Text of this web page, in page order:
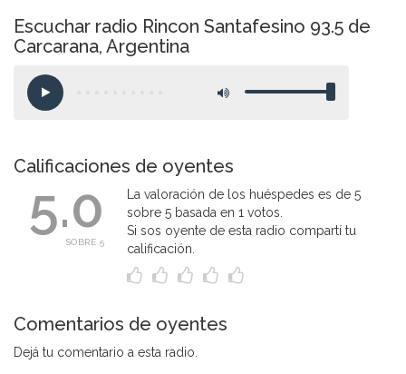
Escuchar radio Rincon Santafesino 93.5 de
Carcarana, Argentina
Calificaciones de oyentes
5.0
SOBRE 5
La valoración de los huéspedes es de 5
sobre 5 basada en 1 votos.
Si sos oyente de esta radio compartí tu
calificación.
Comentarios de oyentes
Dejá tu comentario a esta radio.